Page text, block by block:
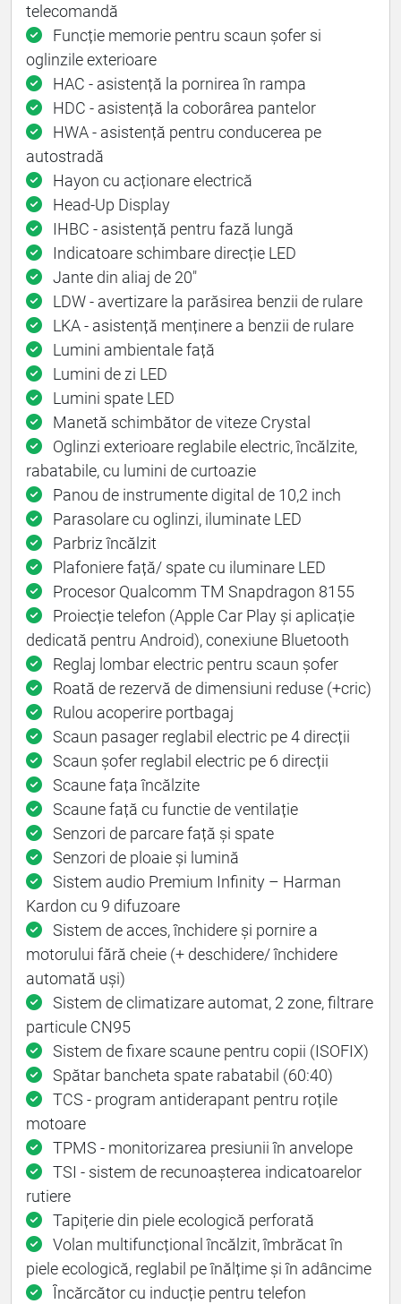
telecomandă
Funcție memorie pentru scaun șofer si
oglinzile exterioare
HAC - asistență la pornirea în rampa
HDC - asistență la coborârea pantelor
HWA - asistență pentru conducerea pe
autostradă
Hayon cu acționare electrică
Head-Up Display
IHBC - asistență pentru fază lungă
Indicatoare schimbare direcție LED
Jante din aliaj de 20"
LDW - avertizare la parăsirea benzii de rulare
LKA - asistență menținere a benzii de rulare
Lumini ambientale față
Lumini de zi LED
Lumini spate LED
Manetă schimbător de viteze Crystal
Oglinzi exterioare reglabile electric, încălzite,
rabatabile, cu lumini de curtoazie
Panou de instrumente digital de 10,2 inch
Parasolare cu oglinzi, iluminate LED
Parbriz încălzit
Plafoniere față/ spate cu iluminare LED
Procesor Qualcomm TM Snapdragon 8155
Proiecție telefon (Apple Car Play și aplicație
dedicată pentru Android), conexiune Bluetooth
Reglaj lombar electric pentru scaun șofer
Roată de rezervă de dimensiuni reduse (+cric)
Rulou acoperire portbagaj
Scaun pasager reglabil electric pe 4 direcții
Scaun șofer reglabil electric pe 6 direcții
Scaune fața încălzite
Scaune față cu functie de ventilație
Senzori de parcare față și spate
Senzori de ploaie și lumină
Sistem audio Premium Infinity – Harman
Kardon cu 9 difuzoare
Sistem de acces, închidere și pornire a
motorului fără cheie (+ deschidere/ închidere
automată uși)
Sistem de climatizare automat, 2 zone, filtrare
particule CN95
Sistem de fixare scaune pentru copii (ISOFIX)
Spătar bancheta spate rabatabil (60:40)
TCS - program antiderapant pentru roțile
motoare
TPMS - monitorizarea presiunii în anvelope
TSI - sistem de recunoașterea indicatoarelor
rutiere
Tapițerie din piele ecologică perforată
Volan multifuncțional încălzit, îmbrăcat în
piele ecologică, reglabil pe înălțime și în adâncime
Încărcător cu inducție pentru telefon